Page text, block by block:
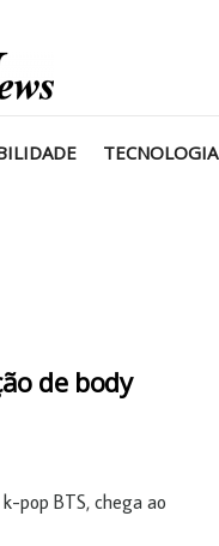
TECNOLOGIA
de body
pop BTS, chega ao